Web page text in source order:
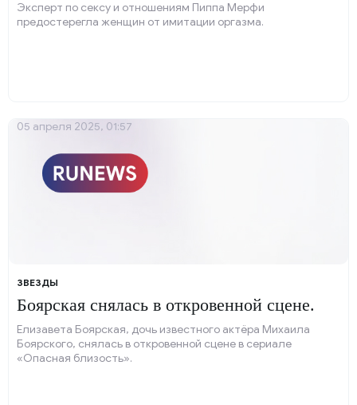
Эксперт по сексу и отношениям Пиппа Мерфи
предостерегла женщин от имитации оргазма.
ЗВЕЗДЫ
Боярская снялась в откровенной сцене.
Елизавета Боярская, дочь известного актёра Михаила
Боярского, снялась в откровенной сцене в сериале
«Опасная близость».
05 апреля 2025, 01:57